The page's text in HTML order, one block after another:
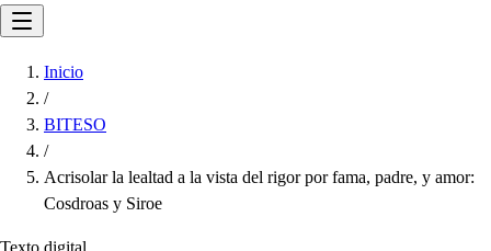
Inicio
/
BITESO
/
Acrisolar la lealtad a la vista del rigor por fama, padre, y amor:
Cosdroas y Siroe
Texto digital